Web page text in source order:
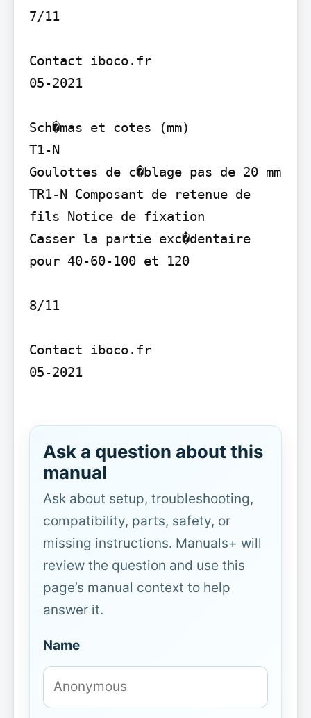
7/11
Contact iboco.fr
05-2021
Sch�mas et cotes (mm)
T1-N
Goulottes de c�blage pas de 20 mm
TR1-N Composant de retenue de
fils Notice de fixation
Casser la partie exc�dentaire
pour 40-60-100 et 120
8/11
Contact iboco.fr
05-2021
Ask a question about this
manual
Ask about setup, troubleshooting,
compatibility, parts, safety, or
missing instructions. Manuals+ will
review the question and use this
page’s manual context to help
answer it.
Name